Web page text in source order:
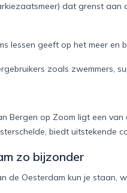
dat grenst aan
lessen geeft op het meer en
zoals zwemmers,
Bergen op Zoom ligt een
biedt uitstekende
zo bijzonder
de Oesterdam kun je staan,